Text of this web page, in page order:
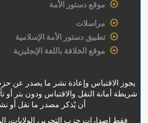
موقع دستور الأمة
مراسلات
تطبيق دستور الأمة الإسلامية
موقع الخلافة باللغة الإنجليزية
يجوز الاقتباس وإعادة نشر ما يصدر عن
شريطة أمانة النقل والاقتباس ودون بتر أو
أن يُذكر مصدر ما نقل أو
فقط إصدارات حزب التحرير، الولايات،